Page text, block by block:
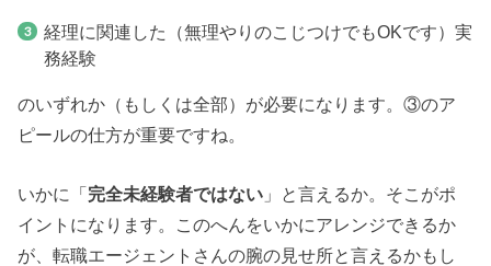
経理に関連した（無理やりのこじつけでもOKです）実
務経験
のいずれか（もしくは全部）が必要になります。③のア
ピールの仕方が重要ですね。
いかに「 完全未経験者ではない 」と言えるか。そこがポ
イントになります。このへんをいかにアレンジできるか
が、転職エージェントさんの腕の見せ所と言えるかもし